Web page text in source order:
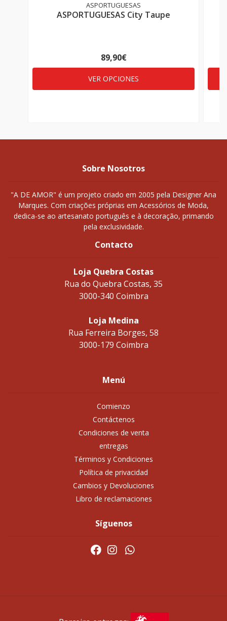
ASPORTUGUESAS
ASPORTUGUESAS City Taupe
89,90€
VER OPCIONES
Sobre Nosotros
"A DE AMOR" é um projeto criado em 2005 pela Designer Ana
Marques. Com criações próprias em Acessórios de Moda,
dedica-se ao artesanato português e à decoração, primando
pela exclusividade.
Contacto
Loja Quebra Costas
Rua do Quebra Costas, 35
3000-340 Coimbra
Loja Medina
Rua Ferreira Borges, 58
3000-179 Coimbra
Menú
Comienzo
Contáctenos
Condiciones de venta
entregas
Términos y Condiciones
Política de privacidad
Cambios y Devoluciones
Libro de reclamaciones
Síguenos